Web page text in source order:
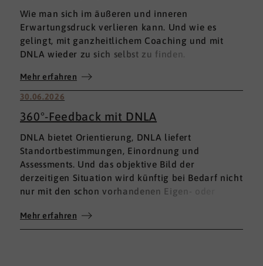
Wie man sich im äußeren und inneren
Erwartungsdruck verlieren kann. Und wie es
gelingt, mit ganzheitlichem Coaching und mit
DNLA wieder zu sich selbst zu finden.
Mehr erfahren
30.06.2026
360°-Feedback mit DNLA
DNLA bietet Orientierung, DNLA liefert
Standortbestimmungen, Einordnung und
Assessments. Und das objektive Bild der
derzeitigen Situation wird künftig bei Bedarf nicht
nur mit den schon vorhandenen Eigen- oder
umfassenden 360°-Feedback.
Mehr erfahren